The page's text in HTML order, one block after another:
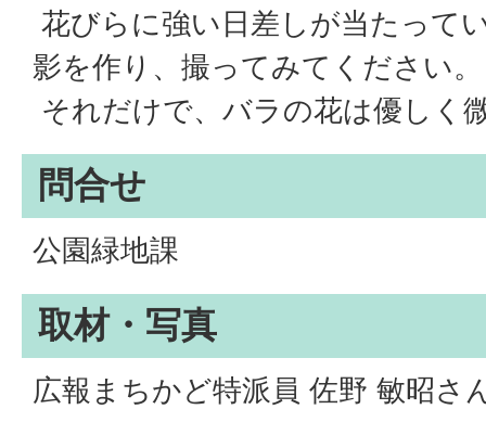
花びらに強い日差しが当たって
影を作り、撮ってみてください。
それだけで、バラの花は優しく
問合せ
公園緑地課
取材・写真
広報まちかど特派員 佐野 敏昭さ